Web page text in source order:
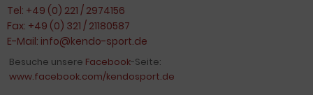
Tel: +49 (0) 221 / 2974156
Fax: +49 (0) 321 / 21180587
E-Mail: info@kendo-sport.de
Besuche unsere Facebook-Seite:
www.facebook.com/kendosport.de